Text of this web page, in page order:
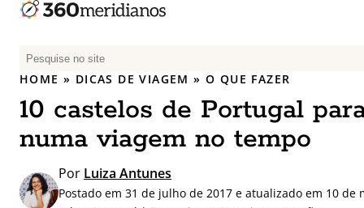
P
e
q
u
i
a
HOME » DICAS DE VIAGEM »O QUE FAZER
10 castelos de Portugal
numa viagem no tempo
Por Luiza Antunes
Postado em 31 de julho de 2017 e atualizado em 10 de